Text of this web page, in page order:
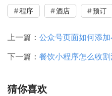
程序 酒店 预订
上一篇： 公众号页面如何添
下一篇： 餐饮小程序怎么收
猜你喜欢